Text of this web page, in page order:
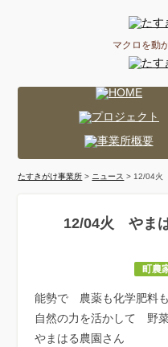
マクロを動
たすきがけ事業所 > ニュース > 12/04火
12/04火 やま
町農
能勢で 農薬も化学肥料
自然の力を活かして 野
やまはる農園さん